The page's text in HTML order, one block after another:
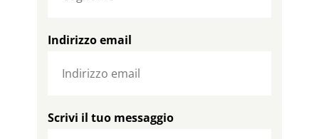
Indirizzo email
Scrivi il tuo messaggio